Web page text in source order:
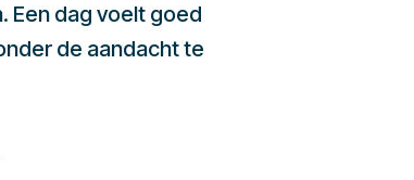
Een dag voelt goed
de aandacht te